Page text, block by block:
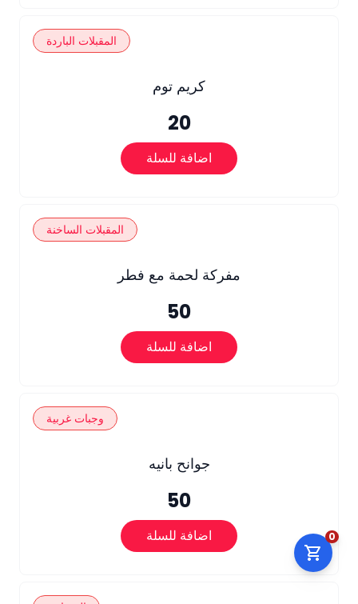
المقبلات الباردة
كريم توم
20
اضافة للسلة
المقبلات الساخنة
مفركة لحمة مع فطر
50
اضافة للسلة
وجبات غربية
جوانح بانيه
50
اضافة للسلة 0